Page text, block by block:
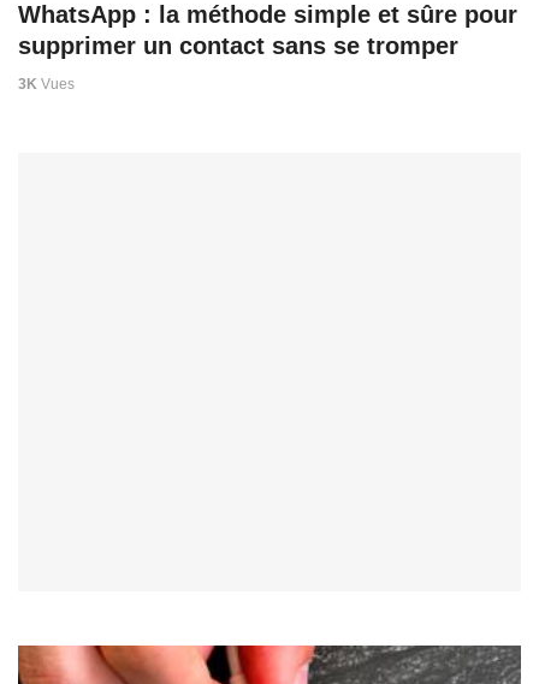
WhatsApp : la méthode simple et sûre pour
supprimer un contact sans se tromper
3K Vues